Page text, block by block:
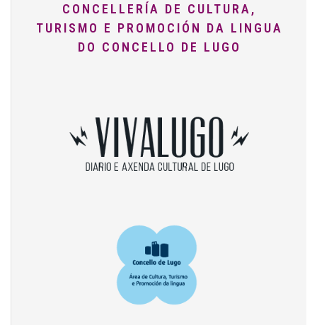
CONCELLERÍA DE CULTURA,
TURISMO E PROMOCIÓN DA LINGUA
DO CONCELLO DE LUGO